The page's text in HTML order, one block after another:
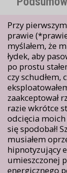
Przy
prawie
myślałem, że
łydek, aby
po prostu
czy schudłem,
zaakceptował
razie wkrótce
odcięcia
się spodobał!
musiałem
hipnotyzujący
umieszczonej
energicznego